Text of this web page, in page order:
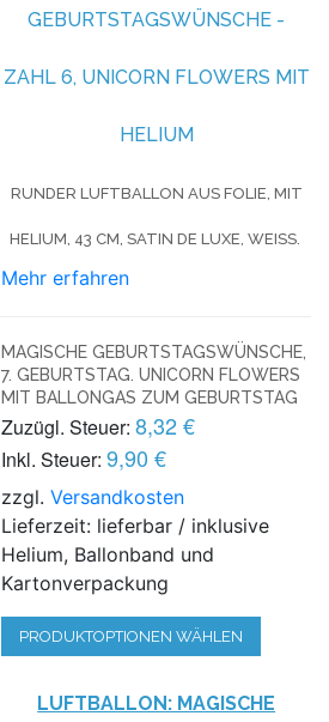
GEBURTSTAGSWÜNSCHE -
ZAHL 6, UNICORN FLOWERS MIT
HELIUM
RUNDER LUFTBALLON AUS FOLIE, MIT
HELIUM, 43 CM, SATIN DE LUXE, WEISS.
Mehr erfahren
MAGISCHE GEBURTSTAGSWÜNSCHE,
7. GEBURTSTAG. UNICORN FLOWERS
MIT BALLONGAS ZUM GEBURTSTAG
Zuzügl. Steuer: 8,32 €
Inkl. Steuer: 9,90 €
zzgl.Versandkosten
Lieferzeit: lieferbar / inklusive
Helium, Ballonband und
Kartonverpackung
PRODUKTOPTIONEN WÄHLEN
LUFTBALLON: MAGISCHE